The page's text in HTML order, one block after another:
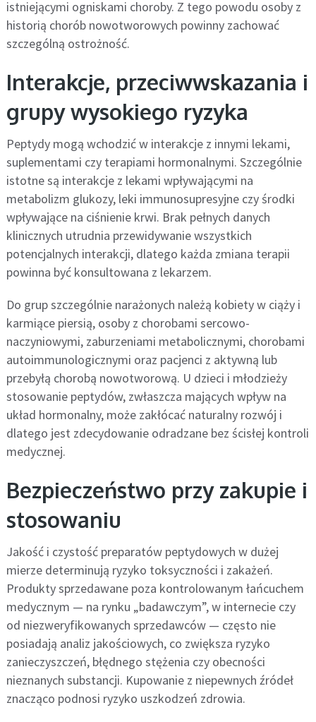
istniejącymi ogniskami choroby. Z tego powodu osoby z
historią chorób nowotworowych powinny zachować
szczególną ostrożność.
Interakcje, przeciwwskazania i
grupy wysokiego ryzyka
Peptydy mogą wchodzić w interakcje z innymi lekami,
suplementami czy terapiami hormonalnymi. Szczególnie
istotne są interakcje z lekami wpływającymi na
metabolizm glukozy, leki immunosupresyjne czy środki
wpływające na ciśnienie krwi. Brak pełnych danych
klinicznych utrudnia przewidywanie wszystkich
potencjalnych interakcji, dlatego każda zmiana terapii
powinna być konsultowana z lekarzem.
Do grup szczególnie narażonych należą kobiety w ciąży i
karmiące piersią, osoby z chorobami sercowo-
naczyniowymi, zaburzeniami metabolicznymi, chorobami
autoimmunologicznymi oraz pacjenci z aktywną lub
przebyłą chorobą nowotworową. U dzieci i młodzieży
stosowanie peptydów, zwłaszcza mających wpływ na
układ hormonalny, może zakłócać naturalny rozwój i
dlatego jest zdecydowanie odradzane bez ścisłej kontroli
medycznej.
Bezpieczeństwo przy zakupie i
stosowaniu
Jakość i czystość preparatów peptydowych w dużej
mierze determinują ryzyko toksyczności i zakażeń.
Produkty sprzedawane poza kontrolowanym łańcuchem
medycznym — na rynku „badawczym”, w internecie czy
od niezweryfikowanych sprzedawców — często nie
posiadają analiz jakościowych, co zwiększa ryzyko
zanieczyszczeń, błędnego stężenia czy obecności
nieznanych substancji. Kupowanie z niepewnych źródeł
znacząco podnosi ryzyko uszkodzeń zdrowia.